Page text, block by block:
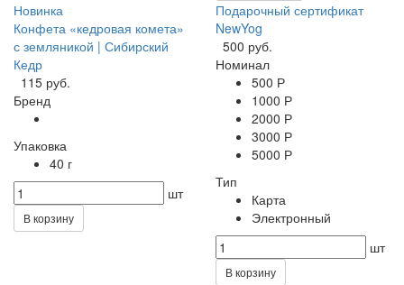
Новинка
Конфета «кедровая комета»
с земляникой | Сибирский
Кедр
115 руб.
Бренд
Упаковка
40 г
шт
В корзину
Подарочный сертификат
NewYog
500 руб.
Номинал
500 Р
1000 Р
2000 Р
3000 Р
5000 Р
Тип
Карта
Электронный
шт
В корзину